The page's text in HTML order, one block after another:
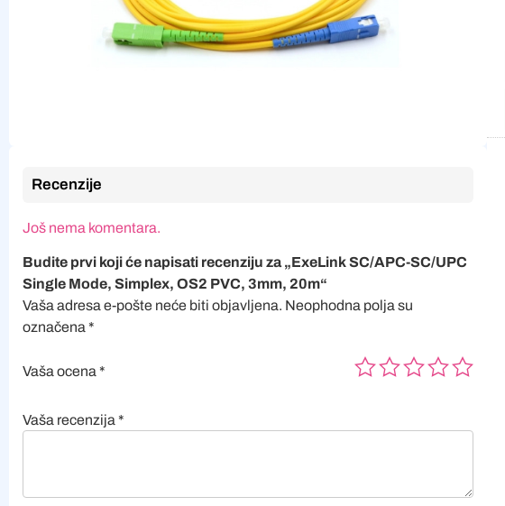
Recenzije
Još nema komentara.
Budite prvi koji će napisati recenziju za „ExeLink SC/APC-SC/UPC
Single Mode, Simplex, OS2 PVC, 3mm, 20m“
Vaša adresa e-pošte neće biti objavljena. Neophodna polja su
označena *
Vaša ocena *
Vaša recenzija *